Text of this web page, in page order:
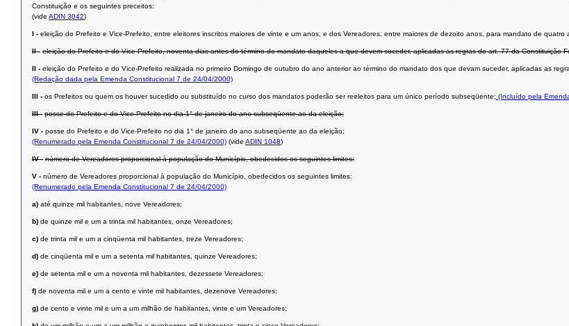
Constituição e os seguintes preceitos:
(vide ADIN 3042)
I - eleição do Prefeito e Vice-Prefeito, entre eleitores inscritos maiores de vinte e um anos, e dos Vereadores, entre maiores de dezoito anos, para mandato de
II - eleição do Prefeito e do Vice-Prefeito, noventa dias antes do término do mandato daqueles a que devem suceder, aplicadas as regras do art. 77 da Constituição
II - eleição do Prefeito e do Vice-Prefeito realizada no primeiro Domingo de outubro do ano anterior ao término do mandato dos que devam suceder, aplicadas as
(Redação dada pela Emenda Constitucional 7 de 24/04/2000)
III - os Prefeitos ou quem os houver sucedido ou substituído no curso dos mandatos poderão ser reeleitos para um único período subseqüente; (Incluído pela
III - posse do Prefeito e do Vice-Prefeito no dia 1° de janeiro do ano subseqüente ao da eleição;
IV - posse do Prefeito e do Vice-Prefeito no dia 1° de janeiro do ano subseqüente ao da eleição;
(Renumerado pela Emenda Constitucional 7 de 24/04/2000) (vide ADIN 1048)
IV - número de Vereadores proporcional à população do Município, obedecidos os seguintes limites:
V - número de Vereadores proporcional à população do Município, obedecidos os seguintes limites:
(Renumerado pela Emenda Constitucional 7 de 24/04/2000)
a) até quinze mil habitantes, nove Vereadores;
b) de quinze mil e um a trinta mil habitantes, onze Vereadores;
c) de trinta mil e um a cinqüenta mil habitantes, treze Vereadores;
d) de cinqüenta mil e um a setenta mil habitantes, quinze Vereadores;
e) de setenta mil e um a noventa mil habitantes, dezessete Vereadores;
f) de noventa mil e um a cento e vinte mil habitantes, dezenove Vereadores;
g) de cento e vinte mil e um a um milhão de habitantes, vinte e um Vereadores;